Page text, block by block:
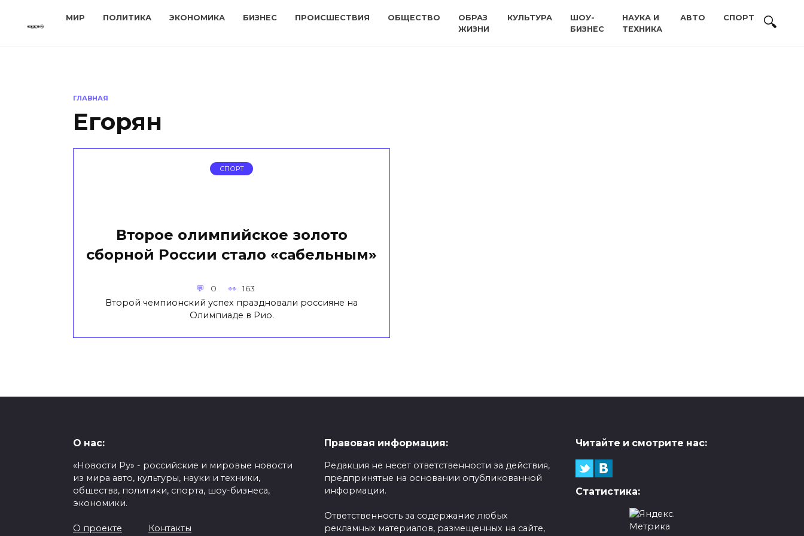
МИР ПОЛИТИКА ЭКОНОМИКА БИЗНЕС ПРОИСШЕСТВИЯ ОБЩЕСТВО
ОБРАЗ
ЖИЗНИ
КУЛЬТУРА
ШОУ-
БИЗНЕС
НАУКА И
ТЕХНИКА
АВТО СПОРТ
ГЛАВНАЯ
Егорян
СПОРТ
Второе олимпийское золото
сборной России стало «сабельным»
0 163
Второй чемпионский успех праздновали россияне на
Олимпиаде в Рио.
О нас:
«Новости Ру» - российские и мировые новости
из мира авто, культуры, науки и техники,
общества, политики, спорта, шоу-бизнеса,
экономики.
О проекте Контакты
Правовая информация:
Редакция не несет ответственности за действия,
предпринятые на основании опубликованной
информации.
Ответственность за содержание любых
рекламных материалов, размещенных на сайте,
Читайте и смотрите нас:
Статистика: